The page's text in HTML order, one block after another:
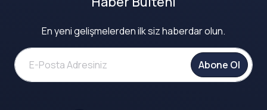
En yeni gelişmelerden ilk siz haberdar olun.
Abone Ol